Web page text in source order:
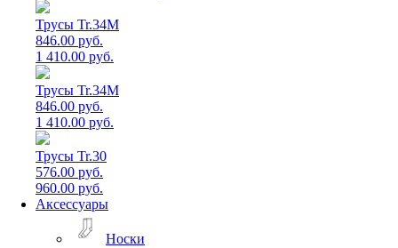
Трусы Tr.34M
846.00 руб.
1 410.00 руб.
Трусы Tr.34M
846.00 руб.
1 410.00 руб.
Трусы Tr.30
576.00 руб.
960.00 руб.
Аксессуары
Носки